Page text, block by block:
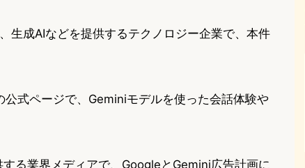
生成AIなどを提供するテクノロジー企業で、本件
式ページで、Geminiモデルを使った会話体験や
る業界メディアで、GoogleとGemini広告計画に